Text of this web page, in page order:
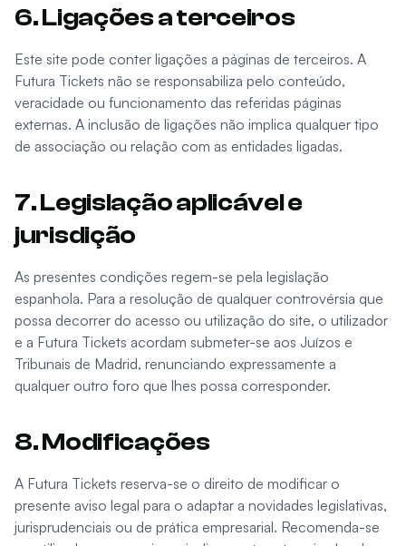
6. Ligações a terceiros
Este site pode conter ligações a páginas de terceiros. A
Futura Tickets não se responsabiliza pelo conteúdo,
veracidade ou funcionamento das referidas páginas
externas. A inclusão de ligações não implica qualquer tipo
de associação ou relação com as entidades ligadas.
7. Legislação aplicável e
jurisdição
As presentes condições regem-se pela legislação
espanhola. Para a resolução de qualquer controvérsia que
possa decorrer do acesso ou utilização do site, o utilizador
e a Futura Tickets acordam submeter-se aos Juízos e
Tribunais de Madrid, renunciando expressamente a
qualquer outro foro que lhes possa corresponder.
8. Modificações
A Futura Tickets reserva-se o direito de modificar o
presente aviso legal para o adaptar a novidades legislativas,
jurisprudenciais ou de prática empresarial. Recomenda-se